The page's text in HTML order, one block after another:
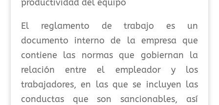
productividad del equipo
El reglamento de trabajo es un
documento interno de la empresa que
contiene las normas que gobiernan la
relación entre el empleador y los
trabajadores, en las que se incluyen las
conductas que son sancionables, así